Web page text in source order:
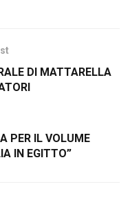
DI MATTARELLA
PER IL VOLUME
IN EGITTO”